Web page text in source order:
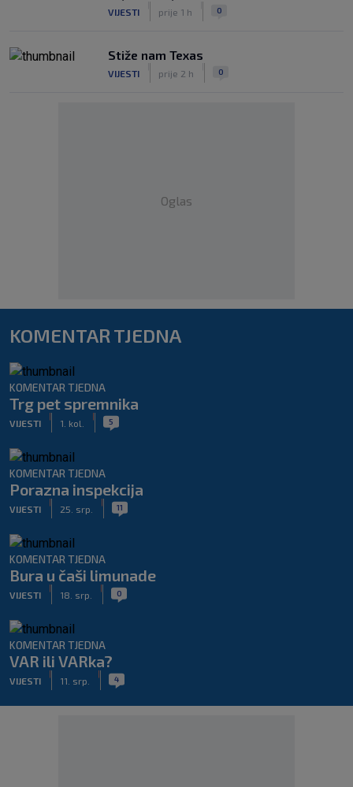
VIJESTI prije 1 h 0
Stiže nam Texas
VIJESTI prije 2 h 0
Oglas
KOMENTAR TJEDNA
KOMENTAR TJEDNA
Trg pet spremnika
VIJESTI 1. kol. 5
KOMENTAR TJEDNA
Porazna inspekcija
VIJESTI 25. srp. 11
KOMENTAR TJEDNA
Bura u čaši limunade
VIJESTI 18. srp. 0
KOMENTAR TJEDNA
VAR ili VARka?
VIJESTI 11. srp. 4